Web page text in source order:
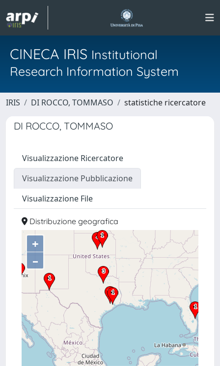
CINECA IRIS Institutional
Research Information System
IRIS DI ROCCO, TOMMASO statistiche ricercatore
DI ROCCO, TOMMASO
Visualizzazione Ricercatore
Visualizzazione Pubblicazione
Visualizzazione File
Distribuzione geografica
+
–